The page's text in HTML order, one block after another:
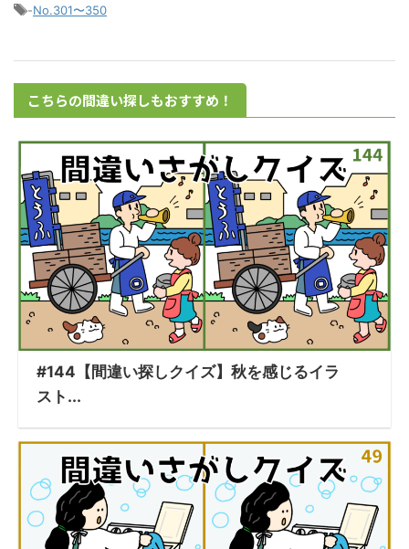
-No.301〜350
こちらの間違い探しもおすすめ！
#144【間違い探しクイズ】秋を感じるイラ
スト...